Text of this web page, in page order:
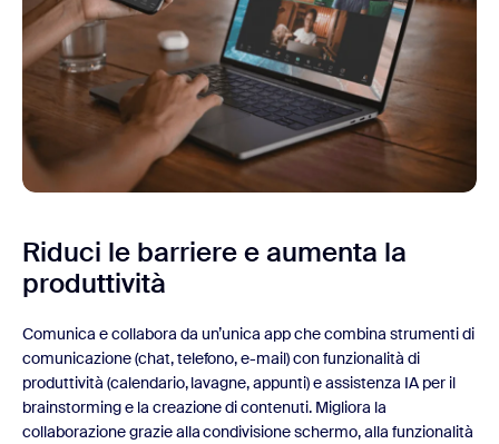
Riduci le barriere e aumenta la
produttività
Comunica e collabora da un’unica app che combina strumenti di
comunicazione (chat, telefono, e-mail) con funzionalità di
produttività (calendario, lavagne, appunti) e assistenza IA per il
brainstorming e la creazione di contenuti. Migliora la
collaborazione grazie alla condivisione schermo, alla funzionalità